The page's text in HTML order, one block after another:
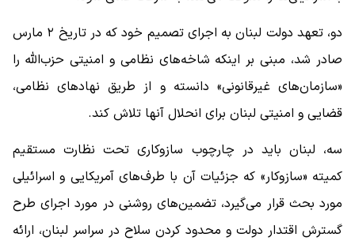
دو، تعهد دولت لبنان به اجرای تصمیم خود که در تاریخ ۲ مارس
صادر شد، مبنی بر اینکه شاخه‌های نظامی و امنیتی حزب‌الله را
«سازمان‌های غیرقانونی» دانسته و از طریق نهادهای نظامی،
قضایی و امنیتی لبنان برای انحلال آنها تلاش ‌کند.
سه، لبنان باید در چارچوب سازوکاری تحت نظارت مستقیم
کمیته «سازوکار» که جزئیات آن با طرف‌های آمریکایی و اسرائیلی
مورد بحث قرار می‌گیرد، تضمین‌های روشنی در مورد اجرای طرح
گسترش اقتدار دولت و محدود کردن سلاح در سراسر لبنان، ارائه